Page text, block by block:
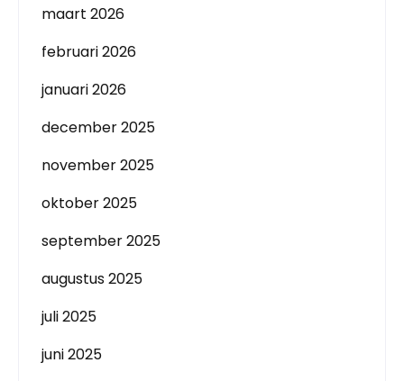
maart 2026
februari 2026
januari 2026
december 2025
november 2025
oktober 2025
september 2025
augustus 2025
juli 2025
juni 2025